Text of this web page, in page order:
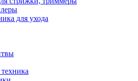
Приточно-вытяжные вентиляторы
Теплый пол
Обогреватели
Тепловентиляторы
Тепловые завесы
для ухода